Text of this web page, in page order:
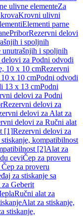
ulivne elementeZa
Krovni ulivni
Elementi parne
PriborRezervni delovi
i spoljnih
i spoljnih
za Podni odvodi
10 x 10 cmRezervni
x 10 cmPodni odvodi
13 x 13 cmPodni
delovi za Podni
Rezervni delovi za
delovi za Alat za
delovi za Ručni alat
[1]Rezervni delovi za
kompatibilnost
[2]Alat za
ceviČep za proveru
za proveru
za stiskanje sa
Geberit
Ručni alat za
Alat za stiskanje,
stiskanje,